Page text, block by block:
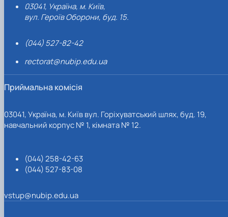
03041, Україна, м. Київ,
вул. Героїв Оборони, буд. 15.
(044) 527-82-42
rectorat@nubip.edu.ua
Приймальна комісія
03041, Україна, м. Київ вул. Горіхуватський шлях, буд. 19,
навчальний корпус № 1, кімната № 12.
(044) 258-42-63
(044) 527-83-08
vstup@nubip.edu.ua